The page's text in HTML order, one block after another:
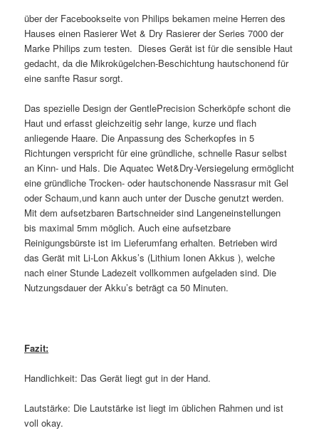
über der Facebookseite von Philips bekamen meine Herren des
Hauses einen Rasierer Wet & Dry Rasierer der Series 7000 der
Marke Philips zum testen. Dieses Gerät ist für die sensible Haut
gedacht, da die Mikrokügelchen-Beschichtung hautschonend für
eine sanfte Rasur sorgt.
Das spezielle Design der GentlePrecision Scherköpfe schont die
Haut und erfasst gleichzeitig sehr lange, kurze und flach
anliegende Haare. Die Anpassung des Scherkopfes in 5
Richtungen verspricht für eine gründliche, schnelle Rasur selbst
an Kinn- und Hals. Die Aquatec Wet&Dry-Versiegelung ermöglicht
eine gründliche Trocken- oder hautschonende Nassrasur mit Gel
oder Schaum,und kann auch unter der Dusche genutzt werden.
Mit dem aufsetzbaren Bartschneider sind Langeneinstellungen
bis maximal 5mm möglich. Auch eine aufsetzbare
Reinigungsbürste ist im Lieferumfang erhalten. Betrieben wird
das Gerät mit Li-Lon Akkus’s (Lithium Ionen Akkus ), welche
nach einer Stunde Ladezeit vollkommen aufgeladen sind. Die
Nutzungsdauer der Akku’s beträgt ca 50 Minuten.
Fazit:
Handlichkeit: Das Gerät liegt gut in der Hand.
Lautstärke: Die Lautstärke ist liegt im üblichen Rahmen und ist
voll okay.